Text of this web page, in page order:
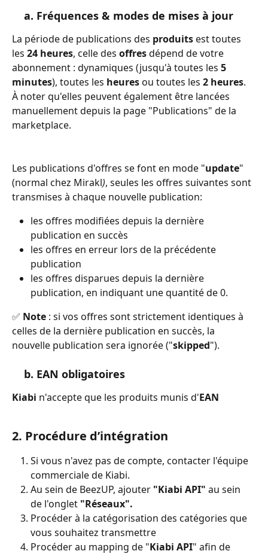
    a. Fréquences & modes de mises à jour
La période de publications des produits est toutes
les 24 heures, celle des offres dépend de votre
abonnement : dynamiques (jusqu'à toutes les 5
minutes), toutes les heures ou toutes les 2 heures.
À noter qu'elles peuvent également être lancées
manuellement depuis la page "Publications" de la
marketplace.
Les publications d'offres se font en mode "update"
(normal chez Mirakl), seules les offres suivantes sont
transmises à chaque nouvelle publication:
les offres modifiées depuis la dernière
publication en succès
les offres en erreur lors de la précédente
publication
les offres disparues depuis la dernière
publication, en indiquant une quantité de 0.
✅ Note : si vos offres sont strictement identiques à
celles de la dernière publication en succès, la
nouvelle publication sera ignorée ("skipped").
    b. EAN obligatoires
Kiabi n'accepte que les produits munis d'EAN
2. Procédure d’intégration
Si vous n'avez pas de compte, contacter l'équipe
commerciale de Kiabi.
Au sein de BeezUP, ajouter "Kiabi API" au sein
de l'onglet "Réseaux".
Procéder à la catégorisation des catégories que
vous souhaitez transmettre
Procéder au mapping de "Kiabi API" afin de